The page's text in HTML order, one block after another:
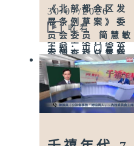
讯息骗去逾千万
访问：警务处网
络安全及科技罪
案调查科总督察
黄长兴
主题：红十字会
公布香港灾害风
险与应对能力地
《北部都会区发
展条例草案》委
员会委员 简慧敏
主题：屯门富发
里地盘爆水管完
成复修
访问：新界西北
立法会议员 周浩
鼎
区停水提四项建
30/07/2026
收看